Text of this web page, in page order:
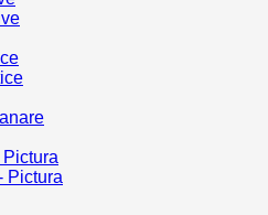
Pictura
Pictura